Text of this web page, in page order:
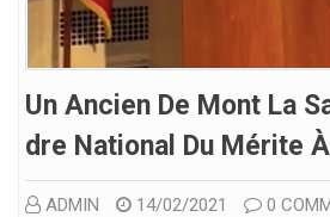
Un Ancien De Mont La
Dre National Du Mérite
ADMIN 14/02/2021 0